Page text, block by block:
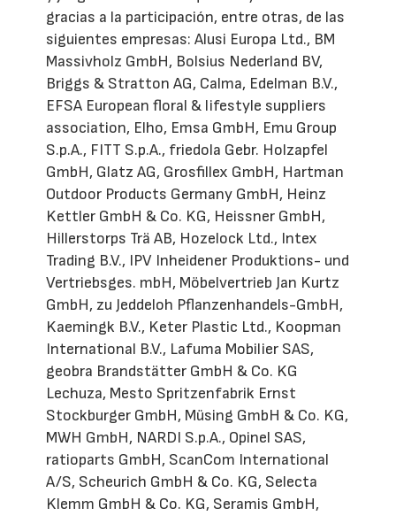
gracias a la participación, entre otras, de las
siguientes empresas: Alusi Europa Ltd., BM
Massivholz GmbH, Bolsius Nederland BV,
Briggs & Stratton AG, Calma, Edelman B.V.,
EFSA European floral & lifestyle suppliers
association, Elho, Emsa GmbH, Emu Group
S.p.A., FITT S.p.A., friedola Gebr. Holzapfel
GmbH, Glatz AG, Grosfillex GmbH, Hartman
Outdoor Products Germany GmbH, Heinz
Kettler GmbH & Co. KG, Heissner GmbH,
Hillerstorps Trä AB, Hozelock Ltd., Intex
Trading B.V., IPV Inheidener Produktions- und
Vertriebsges. mbH, Möbelvertrieb Jan Kurtz
GmbH, zu Jeddeloh Pflanzenhandels-GmbH,
Kaemingk B.V., Keter Plastic Ltd., Koopman
International B.V., Lafuma Mobilier SAS,
geobra Brandstätter GmbH & Co. KG
Lechuza, Mesto Spritzenfabrik Ernst
Stockburger GmbH, Müsing GmbH & Co. KG,
MWH GmbH, NARDI S.p.A., Opinel SAS,
ratioparts GmbH, ScanCom International
A/S, Scheurich GmbH & Co. KG, Selecta
Klemm GmbH & Co. KG, Seramis GmbH,